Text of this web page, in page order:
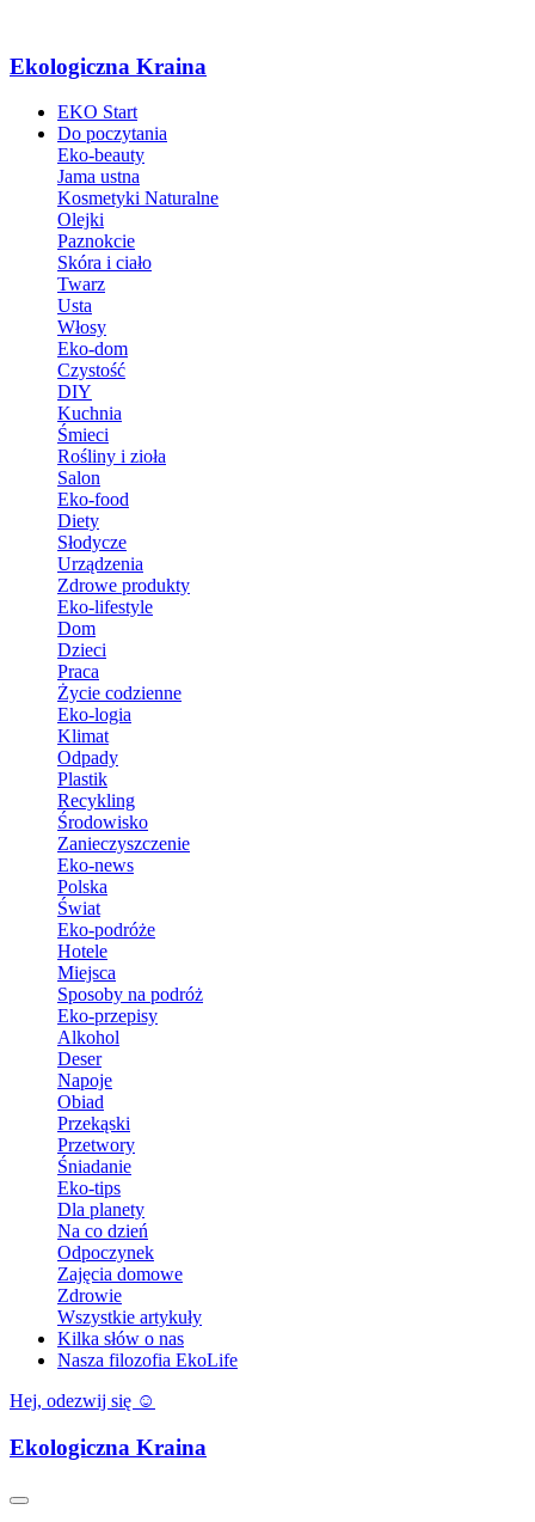
Ekologiczna Kraina
EKO Start
Do poczytania
Eko-beauty
Jama ustna
Kosmetyki Naturalne
Olejki
Paznokcie
Skóra i ciało
Twarz
Usta
Włosy
Eko-dom
Czystość
DIY
Kuchnia
Śmieci
Rośliny i zioła
Salon
Eko-food
Diety
Słodycze
Urządzenia
Zdrowe produkty
Eko-lifestyle
Dom
Dzieci
Praca
Życie codzienne
Eko-logia
Klimat
Odpady
Plastik
Recykling
Środowisko
Zanieczyszczenie
Eko-news
Polska
Świat
Eko-podróże
Hotele
Miejsca
Sposoby na podróż
Eko-przepisy
Alkohol
Deser
Napoje
Obiad
Przekąski
Przetwory
Śniadanie
Eko-tips
Dla planety
Na co dzień
Odpoczynek
Zajęcia domowe
Zdrowie
Wszystkie artykuły
Kilka słów o nas
Nasza filozofia EkoLife
Hej, odezwij się ☺️
Ekologiczna Kraina